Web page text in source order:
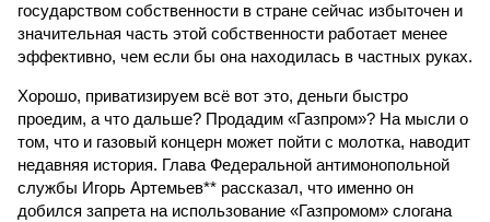
государством собственности в стране сейчас избыточен и
значительная часть этой собственности работает менее
эффективно, чем если бы она находилась в частных руках.
Хорошо, приватизируем всё вот это, деньги быстро
проедим, а что дальше? Продадим «Газпром»? На мысли о
том, что и газовый концерн может пойти с молотка, наводит
недавняя история. Глава Федеральной антимонопольной
службы Игорь Артемьев** рассказал, что именно он
добился запрета на использование «Газпромом» слогана